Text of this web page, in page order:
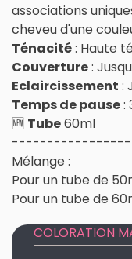
associations
cheveu d'une
Ténacité: Haute
Couverture:
Eclaircissement :
Temps de pause:
🆕 Tube60ml
Mélange :
Pour un tube de
Pour un tube de
COLORATION